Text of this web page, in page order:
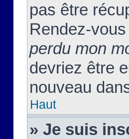
pas être
Rendez-
perdu mon
devriez être
nouveau
Haut
» Je suis